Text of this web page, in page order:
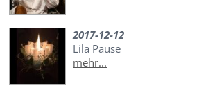
2017-12-12
Lila Pause
mehr...